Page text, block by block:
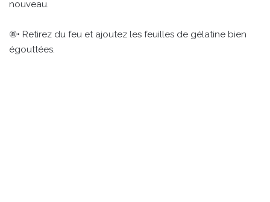
nouveau.
⑧• Retirez du feu et ajoutez les feuilles de gélatine bien
égouttées.